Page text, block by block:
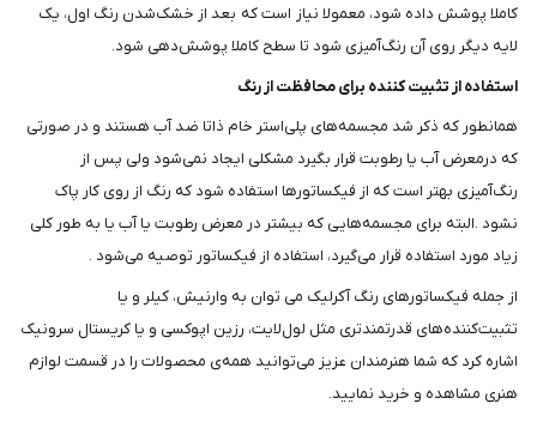
کاملا پوشش داده شود، معمولا نیاز است که بعد از خشک‌شدن رنگ اول، یک
لایه دیگر روی آن رنگ‌آمیزی شود تا سطح کاملا پوشش‌دهی شود.
استفاده از تثبیت کننده برای محافظت از رنگ
همانطور که ذکر شد مجسمه‌های پلی‌استر خام ذاتا ضد آب هستند و در صورتی
که درمعرض آب یا رطوبت قرار بگیرد مشکلی ایجاد نمی‌شود ولی پس از
رنگ‌آمیزی بهتر است که از فیکساتورها استفاده شود که رنگ از روی کار پاک
نشود .البته برای مجسمه‌هایی که بیشتر در معرض رطوبت یا آب یا به طور کلی
زیاد مورد استفاده قرار می‌گیرد، استفاده از فیکساتور توصیه می‌شود .
از جمله فیکساتورهای رنگ آکرلیک می توان به وارنیش، کیلر و یا
تثبیت‌کننده‌های قدرتمندتری مثل لول‌لایت، رزین اپوکسی و یا کریستال سرونیک
اشاره کرد که شما هنرمندان عزیز می‌توانید همه‌ی محصولات را در قسمت لوازم
هنری مشاهده و خرید نمایید.